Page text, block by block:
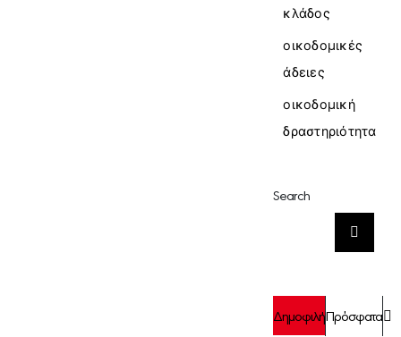
κλάδος
οικοδομικές
άδειες
οικοδομική
δραστηριότητα
Search
Αναζήτηση
ΔημοφιλήΠρόσφατα